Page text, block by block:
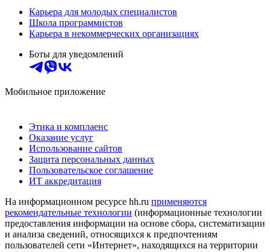
Карьера для молодых специалистов
Школа программистов
Карьера в некоммерческих организациях
Боты для уведомлений
Мобильное приложение
Этика и комплаенс
Оказание услуг
Использование сайтов
Защита персональных данных
Пользовательское соглашение
ИТ аккредитация
На информационном ресурсе hh.ru применяются
рекомендательные технологии (информационные технологии
предоставления информации на основе сбора, систематизации
и анализа сведений, относящихся к предпочтениям
пользователей сети «Интернет», находящихся на территории